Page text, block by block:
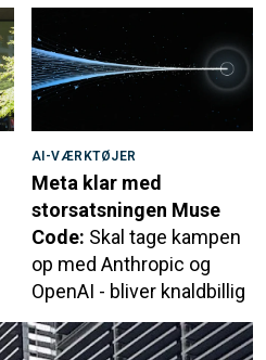
AI-VÆRKTØJER
Meta klar med
storsatsningen Muse
Code: Skal tage kampen
op med Anthropic og
OpenAI - bliver knaldbillig